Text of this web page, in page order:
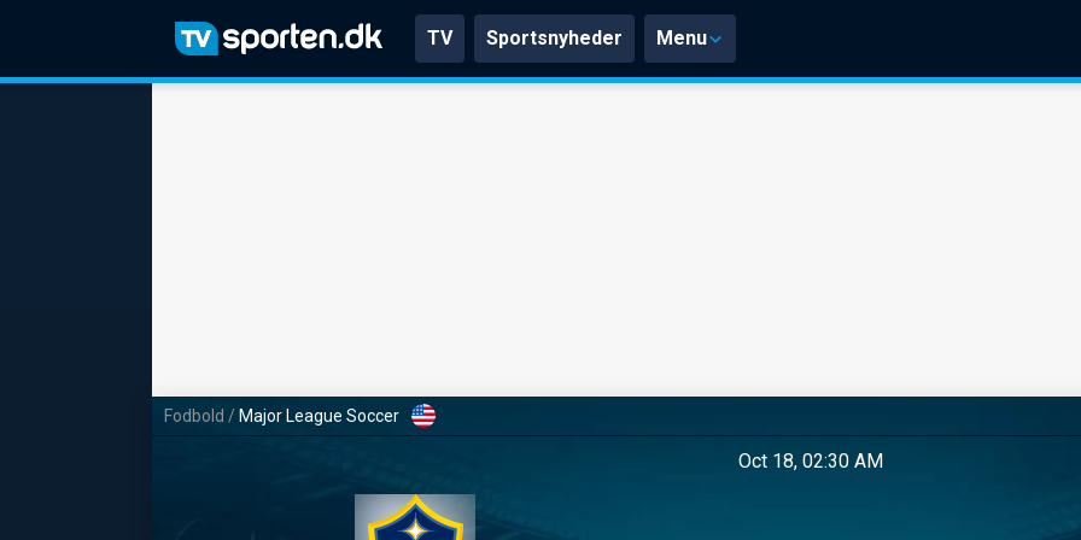
TV Sportsnyheder Menu
Fodbold / Major League Soccer
Oct 18, 02:30 AM